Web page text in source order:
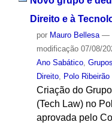
Direito e à
por Mauro Bellesa —
modificação07/08/
Ano Sabático,
Direito, Polo Ribeirão
Criação do
(Tech Law) no
aprovada pelo